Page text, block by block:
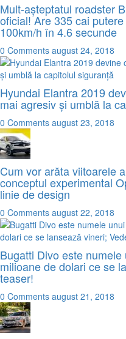
Mult-așteptatul roadster
oficial! Are 335 cai
100km/h în 4.6 secunde
0 Comments august 24, 2018
Hyundai Elantra 2019
mai agresiv și umblă la
0 Comments august 23, 2018
Cum vor arăta viitoarele
conceptul experimental
linie de design
0 Comments august 22, 2018
Bugatti Divo este
milioane de dolari ce se
teaser!
0 Comments august 21, 2018